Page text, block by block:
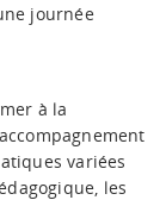
journée
à la
variées
les